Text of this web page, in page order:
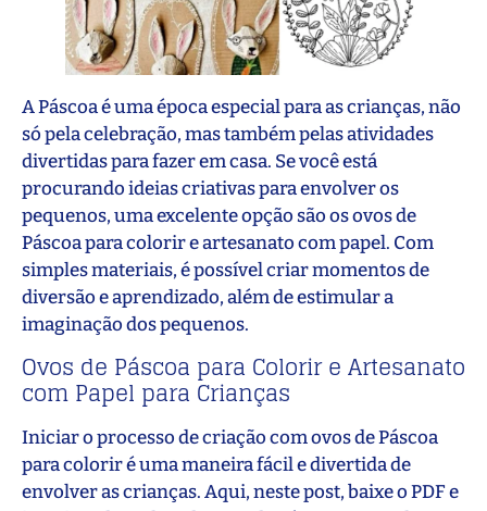
A Páscoa é uma época especial para as crianças, não
só pela celebração, mas também pelas atividades
divertidas para fazer em casa. Se você está
procurando ideias criativas para envolver os
pequenos, uma excelente opção são os ovos de
Páscoa para colorir e artesanato com papel. Com
simples materiais, é possível criar momentos de
diversão e aprendizado, além de estimular a
imaginação dos pequenos.
Ovos de Páscoa para Colorir e Artesanato
com Papel para Crianças
Iniciar o processo de criação com ovos de Páscoa
para colorir é uma maneira fácil e divertida de
envolver as crianças. Aqui, neste post, baixe o PDF e